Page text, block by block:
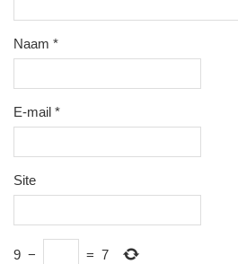
Naam *
E-mail *
Site
9 − = 7